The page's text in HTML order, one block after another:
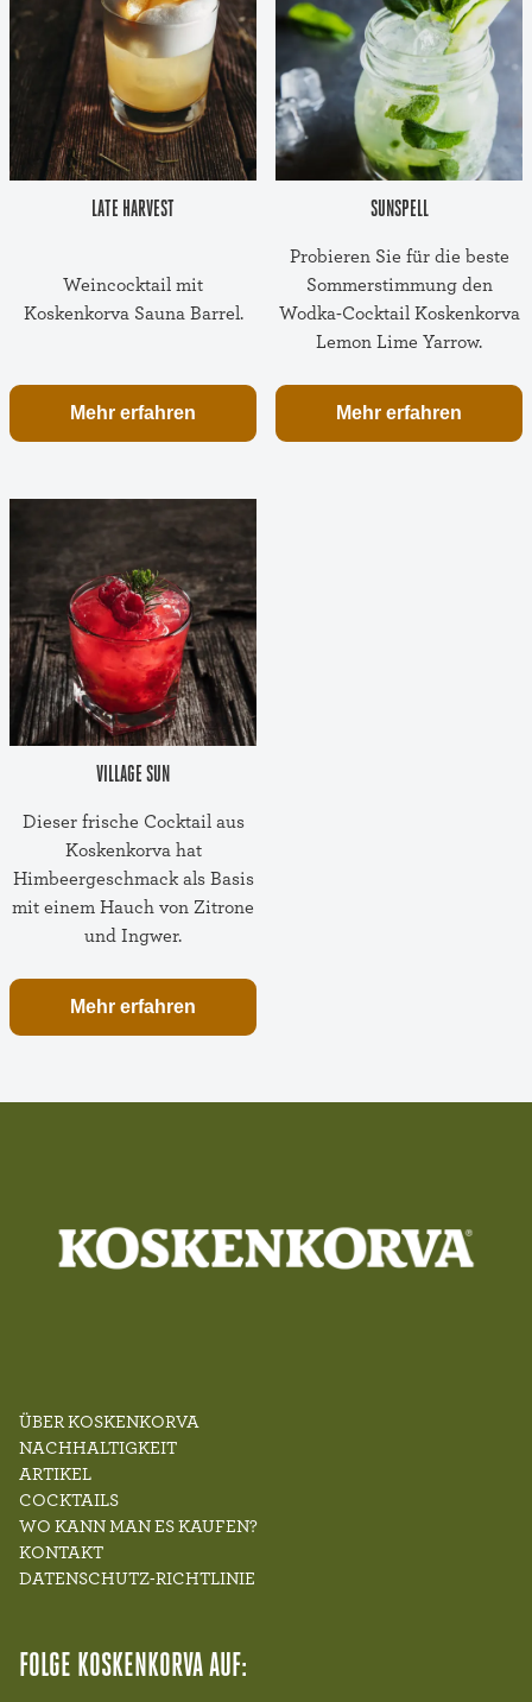
LATE HARVEST
Weincocktail mit
Koskenkorva Sauna Barrel.
Mehr erfahren
SUNSPELL
Probieren Sie für die beste
Sommerstimmung den
Wodka-Cocktail Koskenkorva
Lemon Lime Yarrow.
Mehr erfahren
VILLAGE SUN
Dieser frische Cocktail aus
Koskenkorva hat
Himbeergeschmack als Basis
mit einem Hauch von Zitrone
und Ingwer.
Mehr erfahren
ÜBER KOSKENKORVA
NACHHALTIGKEIT
ARTIKEL
COCKTAILS
WO KANN MAN ES KAUFEN?
KONTAKT
DATENSCHUTZ-RICHTLINIE
FOLGE KOSKENKORVA AUF: